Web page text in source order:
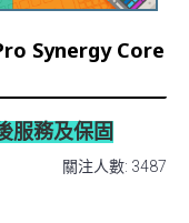
Synergy Core
服務及保固
關注人數: 3487